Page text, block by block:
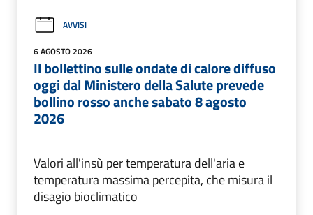
AVVISI
6 AGOSTO 2026
Il bollettino sulle ondate di calore diffuso
oggi dal Ministero della Salute prevede
bollino rosso anche sabato 8 agosto
2026
Valori all'insù per temperatura dell'aria e
temperatura massima percepita, che misura il
disagio bioclimatico